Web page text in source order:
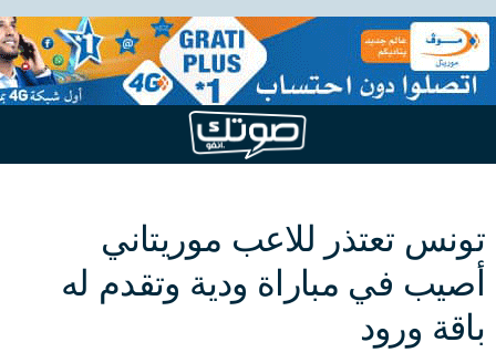
تونس تعتذر للاعب موريتاني
أصيب في مباراة ودية وتقدم له
باقة ورود